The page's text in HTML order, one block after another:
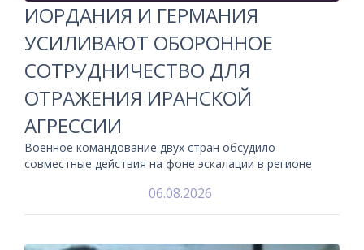
ИОРДАНИЯ И ГЕРМАНИЯ
УСИЛИВАЮТ ОБОРОННОЕ
СОТРУДНИЧЕСТВО ДЛЯ
ОТРАЖЕНИЯ ИРАНСКОЙ
АГРЕССИИ
Военное командование двух стран обсудило
совместные действия на фоне эскалации в регионе
06.08.2026